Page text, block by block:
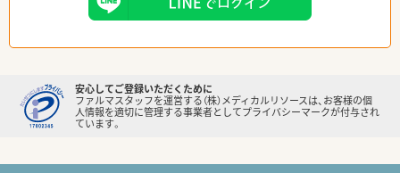
安心してご登録いただくために
ファルマスタッフを運営する（株）メディカルリソースは、お客様の個
人情報を適切に管理する事業者としてプライバシーマークが付与され
ています。